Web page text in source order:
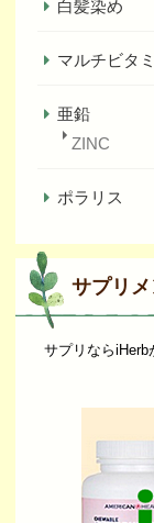
白髪染め
マルチビタ
亜鉛
ZINC
ポラリス
サプリ
サプリなら